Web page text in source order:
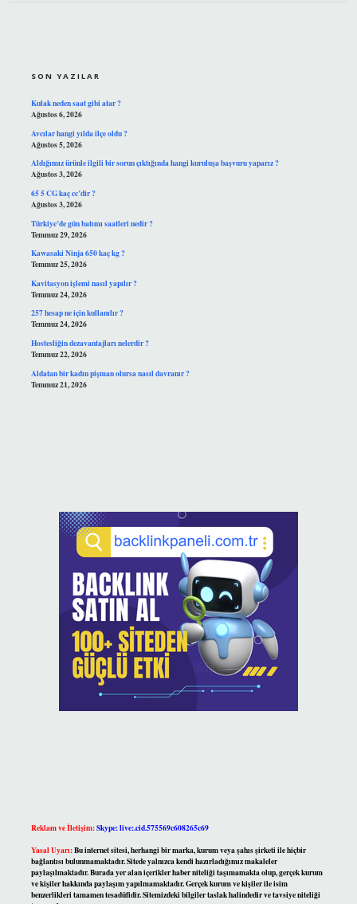
SON YAZILAR
Kulak neden saat gibi atar ?
Ağustos 6, 2026
Avcılar hangi yılda ilçe oldu ?
Ağustos 5, 2026
Aldığımız ürünle ilgili bir sorun çıktığında hangi kuruluşa başvuru yaparız ?
Ağustos 3, 2026
65 5 CG kaç cc’dir ?
Ağustos 3, 2026
Türkiye’de gün batımı saatleri nedir ?
Temmuz 29, 2026
Kawasaki Ninja 650 kaç kg ?
Temmuz 25, 2026
Kavitasyon işlemi nasıl yapılır ?
Temmuz 24, 2026
257 hesap ne için kullanılır ?
Temmuz 24, 2026
Hostesliğin dezavantajları nelerdir ?
Temmuz 22, 2026
Aldatan bir kadın pişman olursa nasıl davranır ?
Temmuz 21, 2026
Reklam ve İletişim:Skype: live:.cid.575569c608265c69
Yasal Uyarı:Bu internet sitesi, herhangi bir marka, kurum veya şahıs şirketi ile hiçbir
bağlantısı bulunmamaktadır. Sitede yalnızca kendi hazırladığımız makaleler
paylaşılmaktadır. Burada yer alan içerikler haber niteliği taşımamakta olup, gerçek kurum
ve kişiler hakkında paylaşım yapılmamaktadır. Gerçek kurum ve kişiler ile isim
benzerlikleri tamamen tesadüfidir. Sitemizdeki bilgiler taslak halindedir ve tavsiye niteliği